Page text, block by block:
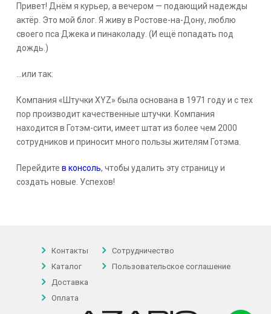
Привет! Днём я курьер, а вечером — подающий надежды
актёр. Это мой блог. Я живу в Ростове-на-Дону, люблю
своего пса Джека и пинаколаду. (И ещё попадать под
дождь.)
…или так:
Компания «Штучки XYZ» была основана в 1971 году и с тех
пор производит качественные штучки. Компания
находится в Готэм-сити, имеет штат из более чем 2000
сотрудников и приносит много пользы жителям Готэма.
Перейдите в консоль, чтобы удалить эту страницу и
создать новые. Успехов!
Контакты
Каталог
Доставка
Оплата
Сотрудничество
Пользовательское соглашение